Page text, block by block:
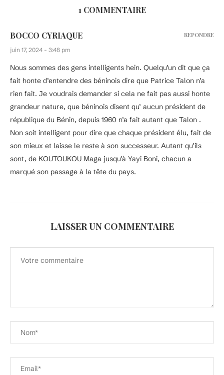
1 COMMENTAIRE
BOCCO CYRIAQUE
juin 17, 2024 - 3:48 pm
Nous sommes des gens intelligents hein. Quelqu’un dit que ça
fait honte d’entendre des béninois dire que Patrice Talon n’a
rien fait. Je voudrais demander si cela ne fait pas aussi honte
grandeur nature, que béninois disent qu’ aucun président de
république du Bénin, depuis 1960 n’a fait autant que Talon .
Non soit intelligent pour dire que chaque président élu, fait de
son mieux et laisse le reste à son successeur. Autant qu’ils
sont, de KOUTOUKOU Maga jusqu’à Yayi Boni, chacun a
marqué son passage à la tête du pays.
REPONDRE
LAISSER UN COMMENTAIRE